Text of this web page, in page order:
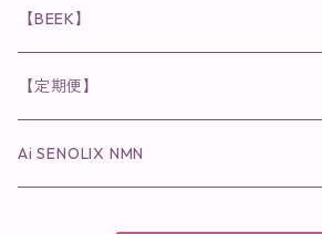
保湿ジェル・クリーム
ラディール
メイク小物
粒タイプ
ヘナカラー
ヘアファンデーション
◉美顔器
◉スペシャルケア
◉肌悩み
リップ
クレンジング・洗顔
化粧水
◉メンズシリーズ
クレンジング・洗顔
化粧水
◉MESシリーズ
美容液
洗顔
インナーケア
【BEEK】
インナーケア
【定期便】
Ai SENOLIX NMN